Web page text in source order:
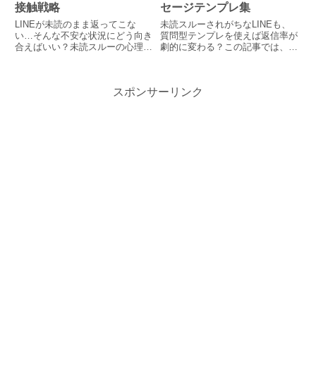
接触戦略
LINEが未読のまま返ってこな
い…そんな不安な状況にどう向き
合えばいい？未読スルーの心理や
セージテンプレ集
未読スルーされがちなLINEも、
質問型テンプレを使えば返信率が
劇的に変わる？この記事では、返
イミング、NG例まで詳しく解説
スポンサーリンク